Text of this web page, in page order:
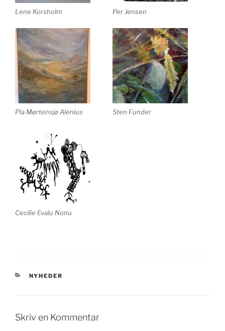
Lene Korsholm Per Jensen
Pia Mørtensjø Alenius Sten Funder
Cecilie Evalu Nonu
KATEGORIER
NYHEDER
Skriv en Kommentar